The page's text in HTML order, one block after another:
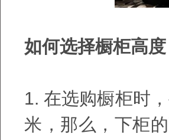
如何选择橱柜高度
1.在选购橱柜时
米，那么，下柜